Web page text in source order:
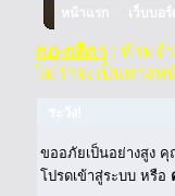
หน้าแรก เว็บบอร์
กฏ-กติกา : ห้ามจ
ไม่ว่าจะเป็นทาง
ขออภัยเป็นอย่างสูง
โปรดเข้าสู่ระบบ หรือ